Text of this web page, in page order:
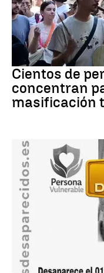
Protestas
Cientos de
concentran
masificación
granada